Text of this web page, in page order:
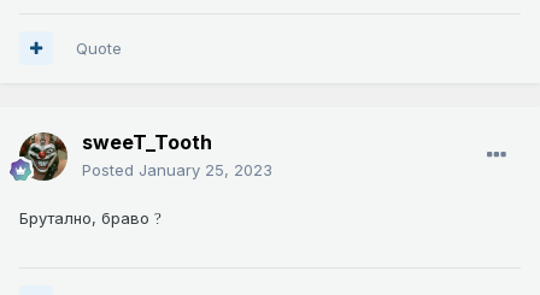
Quote
sweeT_Tooth
Posted January 25, 2023
Брутално, браво ?